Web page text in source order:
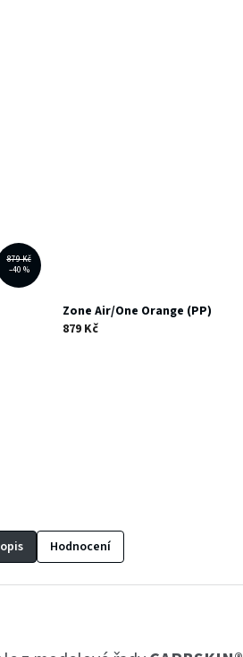
879 Kč
–40 %
Zone Air/One Orange (PP)
879 Kč
Hodnocení